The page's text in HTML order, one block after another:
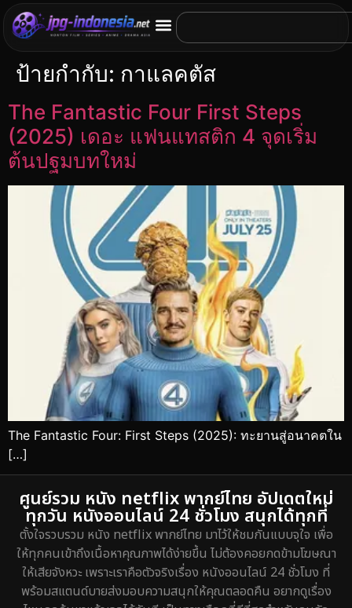
ป้ายกำกับ: กาแลคตัส
The Fantastic Four First Steps
(2025) เดอะ แฟนแทสติก 4 จุดเริ่ม
ต้นปฐมบทใหม่
The Fantastic Four: First Steps (2025): ทะยานสู่อนาคตใน
[…]
ศูนย์รวม หนัง netflix พากย์ไทย อัปเดตใหม่
ทุกวัน หนังออนไลน์ 24 ชั่วโมง สนุกได้ทุกที่
ตั้งใจรวบรวม หนัง netflix พากย์ไทย มาไว้ให้ชมกันแบบจุใจ เพื่อ
ให้ทุกคนเข้าถึงเนื้อหาคุณภาพได้ง่ายขึ้น ไม่ต้องคอยกดข้ามโฆษณา
ให้เสียจังหวะ เพราะเราคือตัวจริงเรื่อง หนังออนไลน์ 24 ชั่วโมง ที่
พร้อมสแตนด์บายส่งมอบความสนุกให้คุณตลอดคืน อยากดูเรื่อง